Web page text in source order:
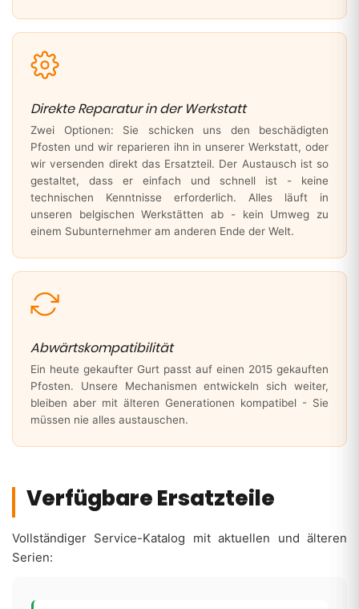
Direkte Reparatur in der Werkstatt
Zwei Optionen: Sie schicken uns den beschädigten
Pfosten und wir reparieren ihn in unserer Werkstatt, oder
wir versenden direkt das Ersatzteil. Der Austausch ist so
gestaltet, dass er einfach und schnell ist - keine
technischen Kenntnisse erforderlich. Alles läuft in
unseren belgischen Werkstätten ab - kein Umweg zu
einem Subunternehmer am anderen Ende der Welt.
Abwärtskompatibilität
Ein heute gekaufter Gurt passt auf einen 2015 gekauften
Pfosten. Unsere Mechanismen entwickeln sich weiter,
bleiben aber mit älteren Generationen kompatibel - Sie
müssen nie alles austauschen.
Verfügbare Ersatzteile
Vollständiger Service-Katalog mit aktuellen und älteren
Serien: